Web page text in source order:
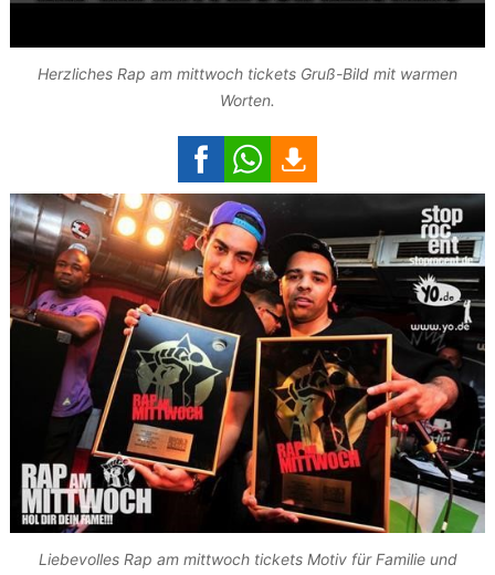
Herzliches Rap am mittwoch tickets Gruß-Bild mit warmen
Worten.
Liebevolles Rap am mittwoch tickets Motiv für Familie und